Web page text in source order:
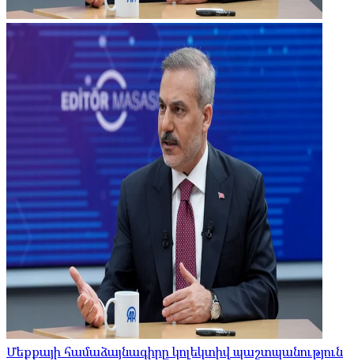
Մեքքայի համաձայնագիրը կոլեկտիվ պաշտպանություն